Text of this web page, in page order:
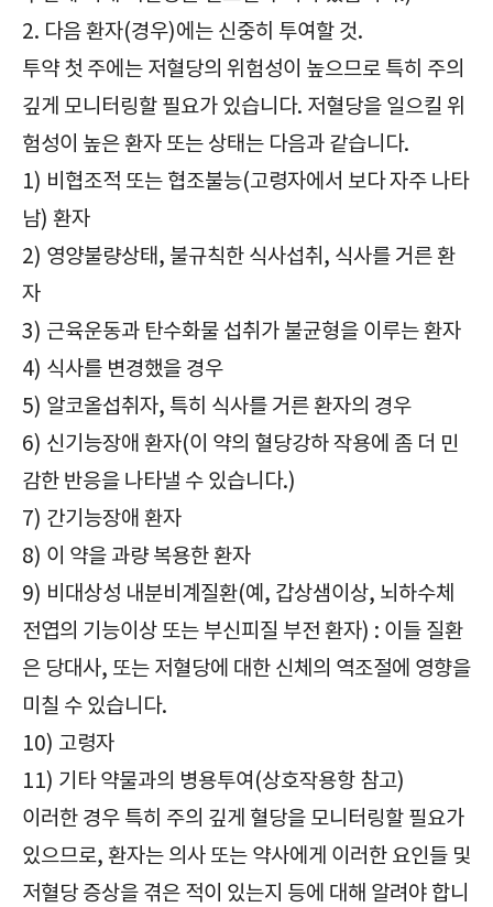
2. 다음 환자(경우)에는 신중히 투여할 것.
투약 첫 주에는 저혈당의 위험성이 높으므로 특히 주의
깊게 모니터링할 필요가 있습니다. 저혈당을 일으킬 위
험성이 높은 환자 또는 상태는 다음과 같습니다.
1) 비협조적 또는 협조불능(고령자에서 보다 자주 나타
남) 환자
2) 영양불량상태, 불규칙한 식사섭취, 식사를 거른 환
자
3) 근육운동과 탄수화물 섭취가 불균형을 이루는 환자
4) 식사를 변경했을 경우
5) 알코올섭취자, 특히 식사를 거른 환자의 경우
6) 신기능장애 환자(이 약의 혈당강하 작용에 좀 더 민
감한 반응을 나타낼 수 있습니다.)
7) 간기능장애 환자
8) 이 약을 과량 복용한 환자
9) 비대상성 내분비계질환(예, 갑상샘이상, 뇌하수체
전엽의 기능이상 또는 부신피질 부전 환자) : 이들 질환
은 당대사, 또는 저혈당에 대한 신체의 역조절에 영향을
미칠 수 있습니다.
10) 고령자
11) 기타 약물과의 병용투여(상호작용항 참고)
이러한 경우 특히 주의 깊게 혈당을 모니터링할 필요가
있으므로, 환자는 의사 또는 약사에게 이러한 요인들 및
저혈당 증상을 겪은 적이 있는지 등에 대해 알려야 합니